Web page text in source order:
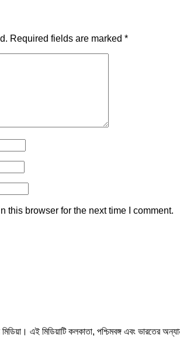
Required fields are marked *
this browser for the next time I comment.
এই মিডিয়াটি কলকাতা, পশ্চিমবঙ্গ এবং ভারতের